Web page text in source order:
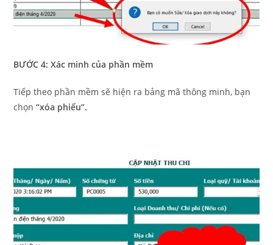
BƯỚC 4: Xác minh của phần mềm
Tiếp theo phần mềm sẽ hiện ra bảng mã thông minh, bạn
chọn“xóa phiếu”.